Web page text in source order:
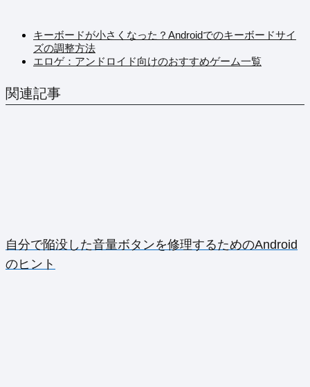
キーボードが小さくなった？Androidでのキーボードサイ
ズの調整方法
エロゲ：アンドロイド向けのおすすめゲーム一覧
関連記事
自分で陥没した音量ボタンを修理するためのAndroid
のヒント